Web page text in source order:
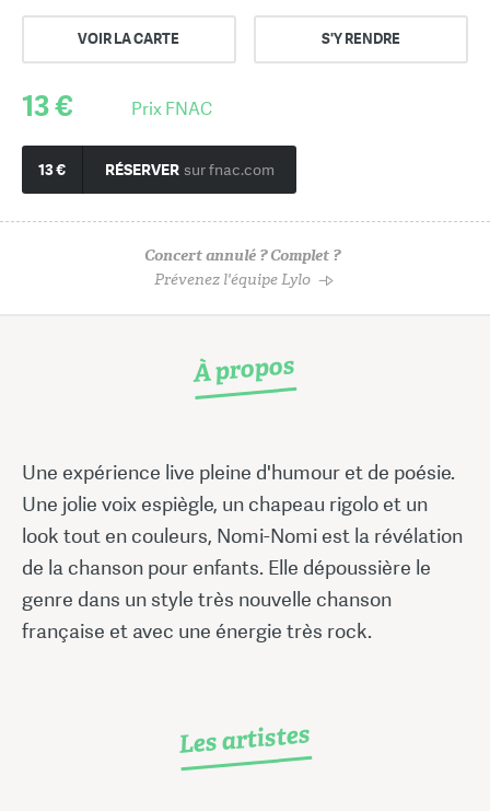
VOIR LA CARTE S'Y RENDRE
13 € Prix FNAC
13 € RÉSERVER sur fnac.com
Concert annulé ? Complet ?
Prévenez l'équipe Lylo
À propos
Une expérience live pleine d'humour et de poésie.
Une jolie voix espiègle, un chapeau rigolo et un
look tout en couleurs, Nomi-Nomi est la révélation
de la chanson pour enfants. Elle dépoussière le
genre dans un style très nouvelle chanson
française et avec une énergie très rock.
Les artistes